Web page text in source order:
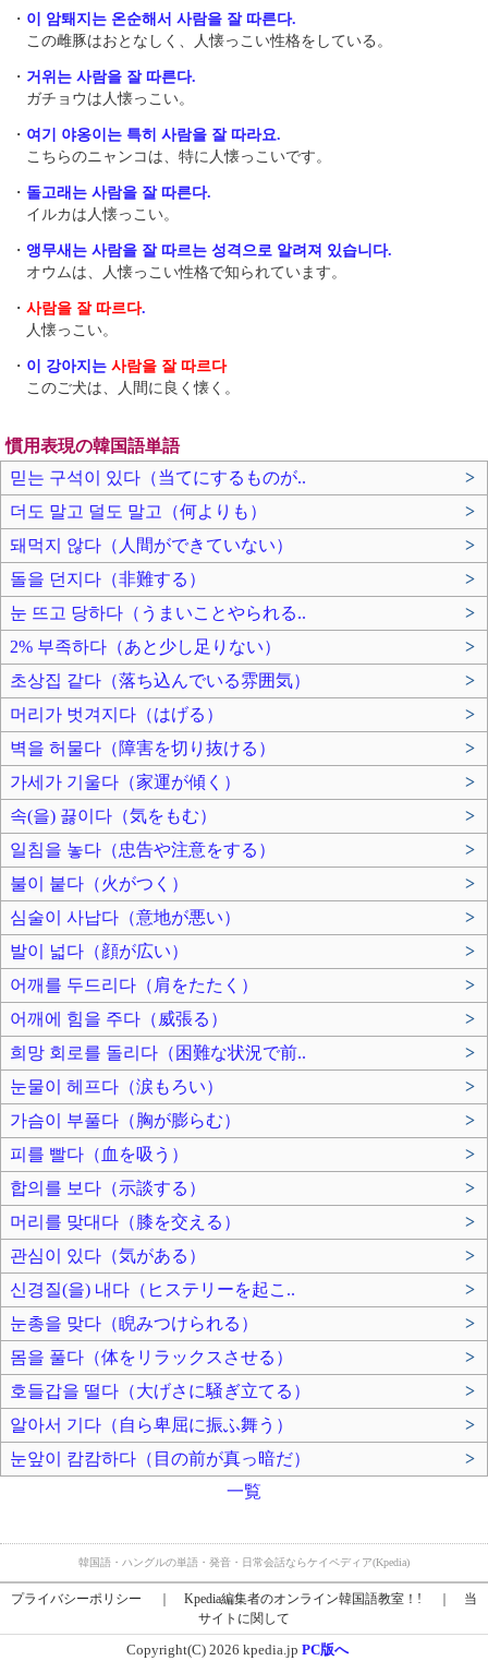
・ 이 암퇘지는 온순해서 사람을 잘 따른다.
この雌豚はおとなしく、人懐っこい性格をしている。
・ 거위는 사람을 잘 따른다.
ガチョウは人懐っこい。
・ 여기 야옹이는 특히 사람을 잘 따라요.
こちらのニャンコは、特に人懐っこいです。
・ 돌고래는 사람을 잘 따른다.
イルカは人懐っこい。
・ 앵무새는 사람을 잘 따르는 성격으로 알려져 있습니다.
オウムは、人懐っこい性格で知られています。
・ 사람을 잘 따르다.
人懐っこい。
・ 이 강아지는 사람을 잘 따르다
このご犬は、人間に良く懐く。
慣用表現の韓国語単語
믿는 구석이 있다（当てにするものが..
>
더도 말고 덜도 말고（何よりも）
>
돼먹지 않다（人間ができていない）
>
돌을 던지다（非難する）
>
눈 뜨고 당하다（うまいことやられる..
>
2% 부족하다（あと少し足りない）
>
초상집 같다（落ち込んでいる雰囲気）
>
머리가 벗겨지다（はげる）
>
벽을 허물다（障害を切り抜ける）
>
가세가 기울다（家運が傾く）
>
속(을) 끓이다（気をもむ）
>
일침을 놓다（忠告や注意をする）
>
불이 붙다（火がつく）
>
심술이 사납다（意地が悪い）
>
발이 넓다（顔が広い）
>
어깨를 두드리다（肩をたたく）
>
어깨에 힘을 주다（威張る）
>
희망 회로를 돌리다（困難な状況で前..
>
눈물이 헤프다（涙もろい）
>
가슴이 부풀다（胸が膨らむ）
>
피를 빨다（血を吸う）
>
합의를 보다（示談する）
>
머리를 맞대다（膝を交える）
>
관심이 있다（気がある）
>
신경질(을) 내다（ヒステリーを起こ..
>
눈총을 맞다（睨みつけられる）
>
몸을 풀다（体をリラックスさせる）
>
호들갑을 떨다（大げさに騒ぎ立てる）
>
알아서 기다（自ら卑屈に振ふ舞う）
>
눈앞이 캄캄하다（目の前が真っ暗だ）
>
一覧
韓国語・ハングルの単語・発音・日常会話ならケイペディア(Kpedia)
プライバシーポリシー Kpedia編集者のオンライン韓国語教室！!
当
サイトに関して
Copyright(C) 2026 kpedia.jp PC版へ